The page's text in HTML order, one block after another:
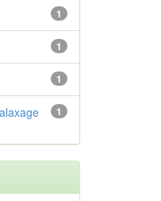
1
1
1
1